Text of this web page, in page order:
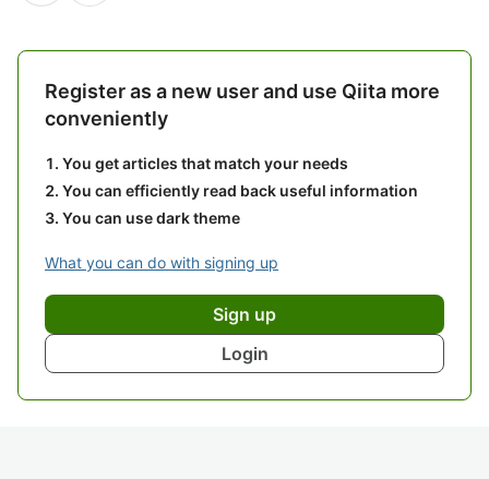
Register as a new user and use Qiita more
conveniently
You get articles that match your needs
You can efficiently read back useful information
You can use dark theme
What you can do with signing up
Sign up
Login